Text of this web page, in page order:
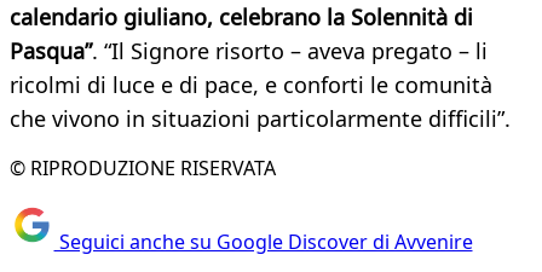
calendario giuliano, celebrano la Solennità di
Pasqua”. “Il Signore risorto – aveva pregato – li
ricolmi di luce e di pace, e conforti le comunità
che vivono in situazioni particolarmente difficili”.
© RIPRODUZIONE RISERVATA
Seguici anche su Google Discover di Avvenire